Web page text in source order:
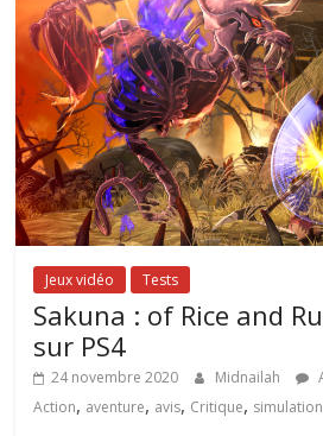
Jeux vidéo Tests
Sakuna : of Rice and
sur PS4
24 novembre 2020 Midnailah
Action, aventure, avis, Critique, simulation